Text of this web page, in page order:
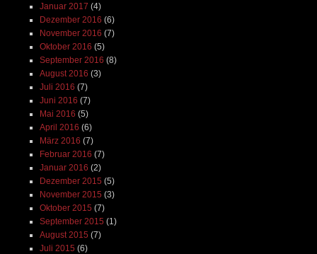
Januar 2017 (4)
Dezember 2016 (6)
November 2016 (7)
Oktober 2016 (5)
September 2016 (8)
August 2016 (3)
Juli 2016 (7)
Juni 2016 (7)
Mai 2016 (5)
April 2016 (6)
März 2016 (7)
Februar 2016 (7)
Januar 2016 (2)
Dezember 2015 (5)
November 2015 (3)
Oktober 2015 (7)
September 2015 (1)
August 2015 (7)
Juli 2015 (6)